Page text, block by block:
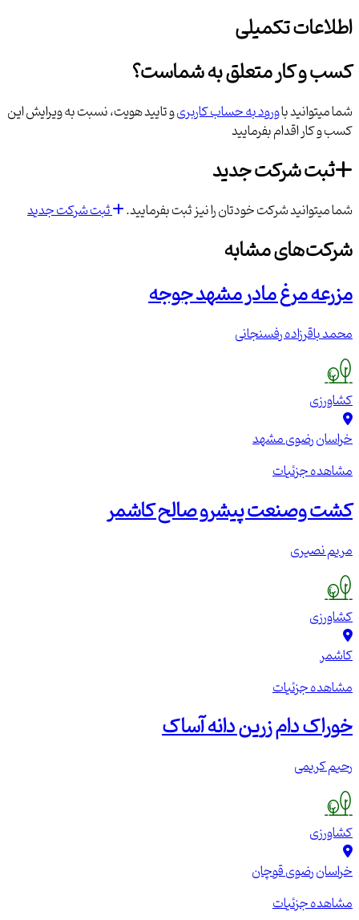
اطلاعات تکمیلی
کسب و کار متعلق به شماست؟
شما میتوانید باورود به حساب کاربریو تایید هویت، نسبت به ویرایش این
کسب و کار اقدام بفرمایید
ثبت شرکت جدید
شما میتوانید شرکت خودتان را نیز ثبت بفرمایید. ثبت شرکت جدید
شرکت‌های مشابه
مزرعه مرغ مادر مشهد جوجه
محمد باقرزاده رفسنجانی
کشاورزی
خراسان رضویمشهد
مشاهده جزئیات
کشت وصنعت پیشرو صالح کاشمر
مریم نصیری
کشاورزی
کاشمر
مشاهده جزئیات
خوراک دام زرین دانه آساک
رحیم کریمی
کشاورزی
خراسان رضویقوچان
مشاهده جزئیات